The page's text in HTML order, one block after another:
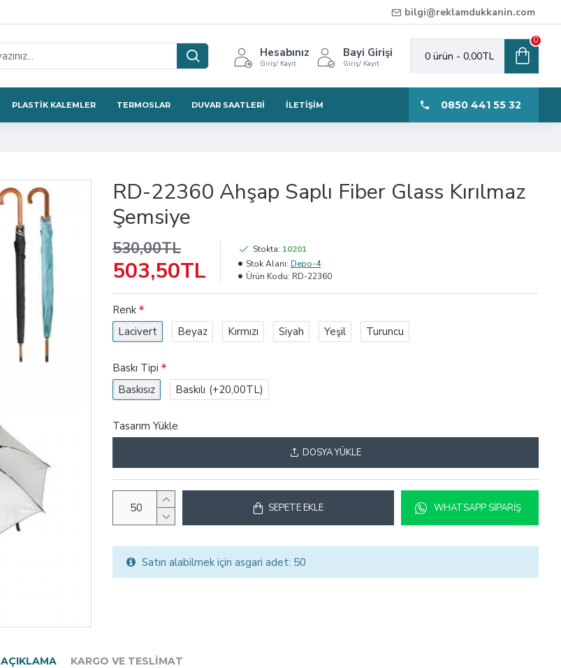
bilgi@reklamdukkanin.com
Hesabınız
Giriş/ Kayıt
Bayi Girişi
Giriş/ Kayıt
0 ürün - 0,00TL
0
PLASTIK KALEMLER TERMOSLAR DUVAR SAATLERI İLETIŞIM 0850 441 55 32
RD-22360 Ahşap Saplı Fiber Glass Kırılmaz
Şemsiye
503,50TL
530,00TL Stokta: 10201
Stok Alanı: Depo-4
Ürün Kodu: RD-22360
Renk
Lacivert
Beyaz Kırmızı Siyah Yeşil Turuncu
Baskı Tipi
Baskısız
Baskılı (+20,00TL)
Tasarım Yükle
DOSYA YÜKLE
SEPETE EKLE WHATSAPP SIPARIŞ
Satın alabilmek için asgari adet: 50
AÇIKLAMA KARGO VE TESLIMAT